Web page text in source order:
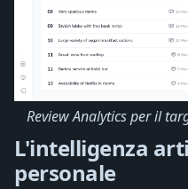
Review Analytics per il
L'intelligenza
personale